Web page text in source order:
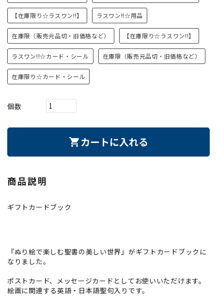
【在庫限り☆ラスワン!!】 ラスワン!!☆用品
在庫限（販売元品切・旧価格など） 【在庫限り☆ラスワン!!】
ラスワン!!☆カード・シール 在庫限（販売元品切・旧価格など）
在庫限り☆カード・シール
個数
shopping_cart カートに入れる
商品説明
ギフトカードブック
『ぬり絵で楽しむ聖書の美しい世界』がギフトカードブックに
なりました。
ポストカード、メッセージカードとしてお使いいただけます。
絵画に関連する英語・日本語聖句入りです。